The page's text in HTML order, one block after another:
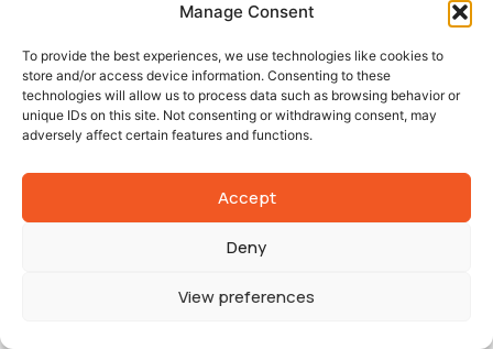
Manage Consent
To provide the best experiences, we use technologies like cookies to
store and/or access device information. Consenting to these
technologies will allow us to process data such as browsing behavior or
unique IDs on this site. Not consenting or withdrawing consent, may
adversely affect certain features and functions.
Accept
Deny
View preferences